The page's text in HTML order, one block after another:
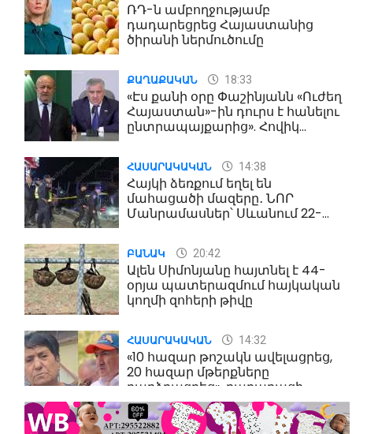
ՌԴ-ն ամբողջությամբ
դադարեցրեց Հայաստանից
ծիրանի ներմուծումը
ՔԱՂԱՔԱԿԱՆ 18:33
«Էս քանի օրը Փաշինյանն «Ուժեղ
Հայաստան»-ին դուրս է հանելու
ընտրապայքարից». Հովիկ
ՀԱՍԱՐԱԿԱԿԱՆ 14:38
Հայկի ձեռքում եղել են
մահացածի մազերը․ ՆՈՐ
Մանրամասներ՝ Սևանում 22-
ԲԱՆԱԿ 20:42
Ալեն Սիմոնյանը հայտնել է 44-
օրյա պատերազմում հայկական
կողմի զոհերի թիվը
ՀԱՍԱՐԱԿԱԿԱՆ 14:32
«10 հազար թոշակն ավելացրեց,
20 հազար մթերքները
բարձրացրեց». քաղաքացի
(տեսանյութ)
ՔԱՂԱՔԱԿԱՆ 10:52